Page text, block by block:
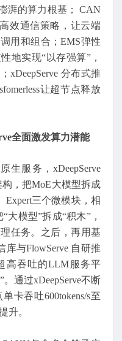
湃的算力根基； CAN
效通信策略，让云端
用和组合；EMS弹性
地实现“以存强算”，
xDeepServe 分布式推
让超节点释放
全面激发算力潜能
生服务，xDeepServe
构，把MoE大模型拆成
Expert三个微模块，相
大模型”拆成“积木”，
任务。之后，再用基
与FlowServe 自研推
高吞吐的LLM服务平
通过xDeepServe不断
卡吞吐600tokens/s至
升。